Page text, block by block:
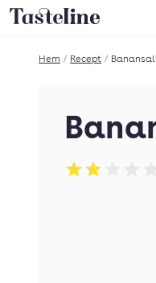
Till Tastelines startsida
Hem / Recept /
Betyg: 2 av 5